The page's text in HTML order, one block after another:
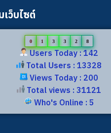
เว็บไซต์
0 1 3 3 2 8
Users Today : 142
Total Users : 13328
Views Today : 200
Total views : 31121
Who's Online : 5